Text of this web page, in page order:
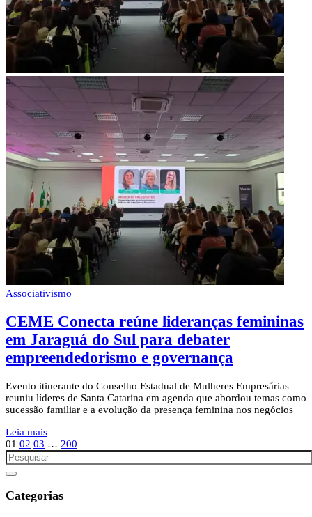
Associativismo
CEME Conecta reúne lideranças femininas
em Jaraguá do Sul para debater
empreendedorismo e governança
Evento itinerante do Conselho Estadual de Mulheres Empresárias
reuniu líderes de Santa Catarina em agenda que abordou temas como
sucessão familiar e a evolução da presença feminina nos negócios
Leia mais
01 02 03 … 200
Categorias